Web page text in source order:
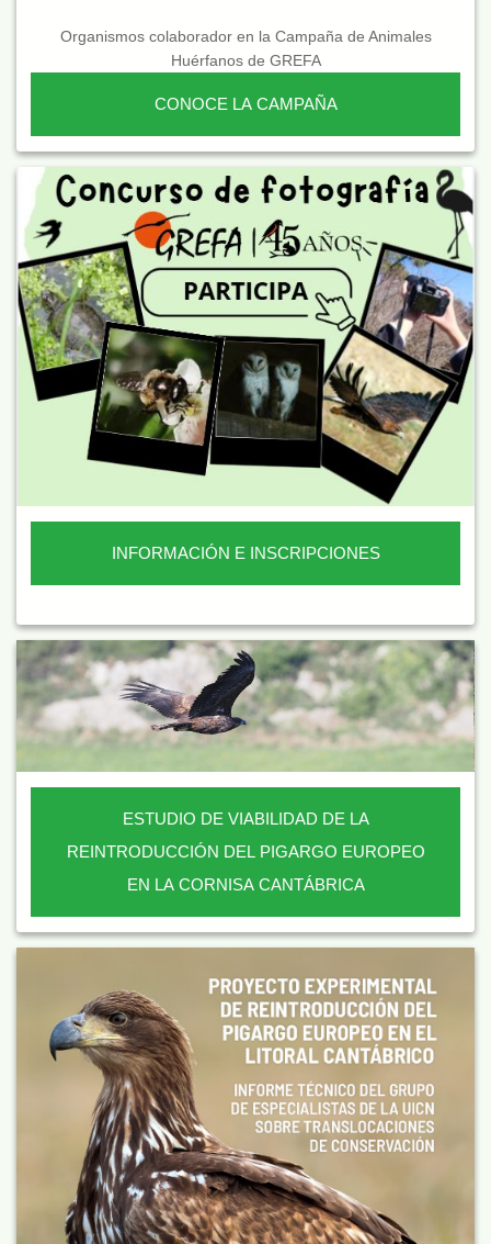
Organismos colaborador en la Campaña de Animales
Huérfanos de GREFA
CONOCE LA CAMPAÑA
INFORMACIÓN E INSCRIPCIONES
ESTUDIO DE VIABILIDAD DE LA
REINTRODUCCIÓN DEL PIGARGO EUROPEO
EN LA CORNISA CANTÁBRICA